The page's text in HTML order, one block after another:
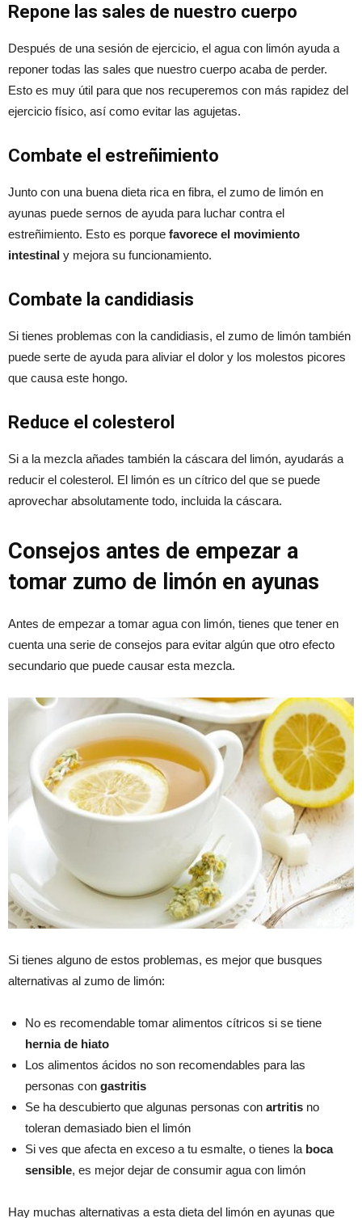
Repone las sales de nuestro cuerpo
Después de una sesión de ejercicio, el agua con limón ayuda a
reponer todas las sales que nuestro cuerpo acaba de perder.
Esto es muy útil para que nos recuperemos con más rapidez del
ejercicio físico, así como evitar las agujetas.
Combate el estreñimiento
Junto con una buena dieta rica en fibra, el zumo de limón en
ayunas puede sernos de ayuda para luchar contra el
estreñimiento. Esto es porque favorece el movimiento
intestinal y mejora su funcionamiento.
Combate la candidiasis
Si tienes problemas con la candidiasis, el zumo de limón también
puede serte de ayuda para aliviar el dolor y los molestos picores
que causa este hongo.
Reduce el colesterol
Si a la mezcla añades también la cáscara del limón, ayudarás a
reducir el colesterol. El limón es un cítrico del que se puede
aprovechar absolutamente todo, incluida la cáscara.
Consejos antes de empezar a
tomar zumo de limón en ayunas
Antes de empezar a tomar agua con limón, tienes que tener en
cuenta una serie de consejos para evitar algún que otro efecto
secundario que puede causar esta mezcla.
Si tienes alguno de estos problemas, es mejor que busques
alternativas al zumo de limón:
No es recomendable tomar alimentos cítricos si se tiene
hernia de hiato
Los alimentos ácidos no son recomendables para las
personas con gastritis
Se ha descubierto que algunas personas con artritis no
toleran demasiado bien el limón
Si ves que afecta en exceso a tu esmalte, o tienes la boca
sensible, es mejor dejar de consumir agua con limón
Hay muchas alternativas a esta dieta del limón en ayunas que